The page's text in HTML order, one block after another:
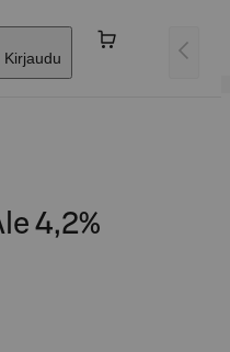
Kirjaudu
4,2%